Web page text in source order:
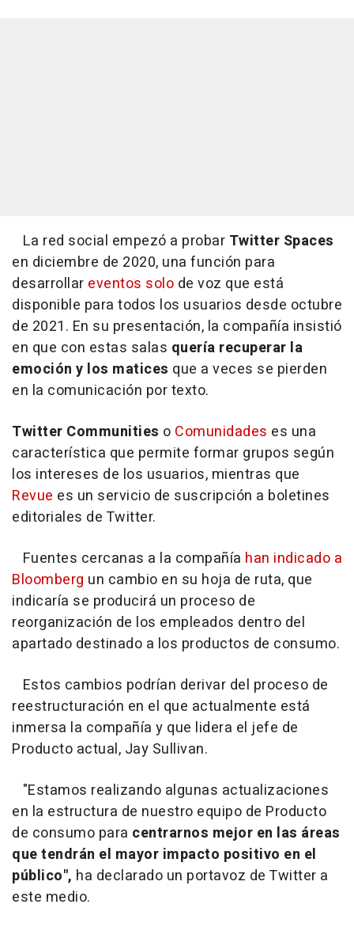
La red social empezó a probar Twitter Spaces
en diciembre de 2020, una función para
desarrollar eventos solo de voz que está
disponible para todos los usuarios desde octubre
de 2021. En su presentación, la compañía insistió
en que con estas salas quería recuperar la
emoción y los matices que a veces se pierden
en la comunicación por texto.
Twitter Communities o Comunidades es una
característica que permite formar grupos según
los intereses de los usuarios, mientras que
Revue es un servicio de suscripción a boletines
editoriales de Twitter.
Fuentes cercanas a la compañía han indicado a
Bloomberg un cambio en su hoja de ruta, que
indicaría se producirá un proceso de
reorganización de los empleados dentro del
apartado destinado a los productos de consumo.
Estos cambios podrían derivar del proceso de
reestructuración en el que actualmente está
inmersa la compañía y que lidera el jefe de
Producto actual, Jay Sullivan.
"Estamos realizando algunas actualizaciones
en la estructura de nuestro equipo de Producto
de consumo para centrarnos mejor en las áreas
que tendrán el mayor impacto positivo en el
público", ha declarado un portavoz de Twitter a
este medio.